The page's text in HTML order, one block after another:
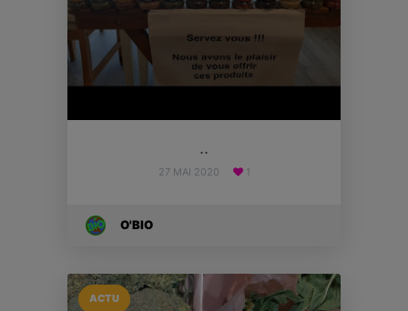
..
27 MAI 2020 1
O'BIO
ACTU